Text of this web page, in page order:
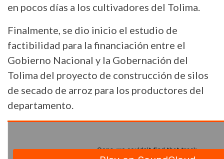
en pocos días a los cultivadores del Tolima.
Finalmente, se dio inicio el estudio de
factibilidad para la financiación entre el
Gobierno Nacional y la Gobernación del
Tolima del proyecto de construcción de silos
de secado de arroz para los productores del
departamento.